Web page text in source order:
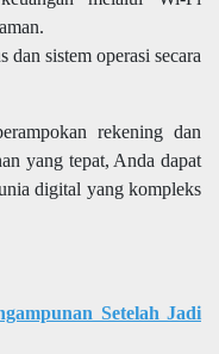
sistem operasi secara
rekening dan
yang tepat, Anda dapat
digital yang kompleks
Setelah Jadi